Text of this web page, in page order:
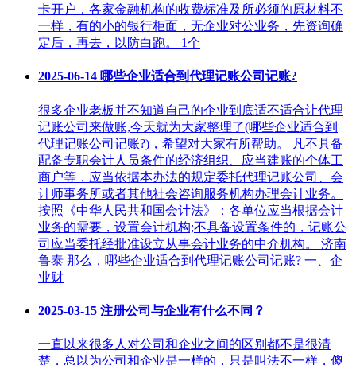
卡开户，各家金融机构的收费标准及所必须的原材料不
一样，有的小的银行柜面，无企业对公业务，先资询确
定后，再去，以防白跑。 1个
2025-06-14 哪些企业适合到代理记账公司记账?
很多企业老板并不知道自己的企业到底适不适合让代理
记账公司来做账,今天就为大家整理了(哪些企业适合到
代理记账公司记账?)，希望对大家有所帮助。 凡不具备
配备专职会计人员条件的经济组织、应当建账的个体工
商户等，应当依据本办法的规定委托代理记账公司、会
计师事务所或者其他社会咨询服务机构办理会计业务。
按照《中华人民共和国会计法》：各单位应当根据会计
业务的需要，设置会计机构;不具备设置条件的，记账公
司应当委托经批准设立从事会计业务的中介机构。 济南
鲁泰 那么，哪些企业适合到代理记账公司记账? 一、企
业财
2025-03-15 注册公司与企业有什么不同？
一直以来很多人对公司和企业之间的区别都不是很清
楚，总以为公司和企业是一样的，只是叫法不一样，傻